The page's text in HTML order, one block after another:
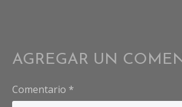
AGREGAR UN
Comentario *